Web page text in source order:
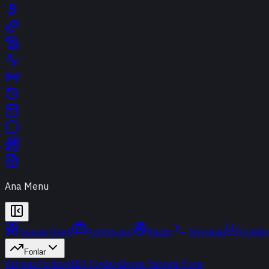
Ana Menu
Günün Özeti Portföyüm Radar Terminal
Fonlar
Yatırım FonlarıBES FonlarıBorsa Yatırım Fonu